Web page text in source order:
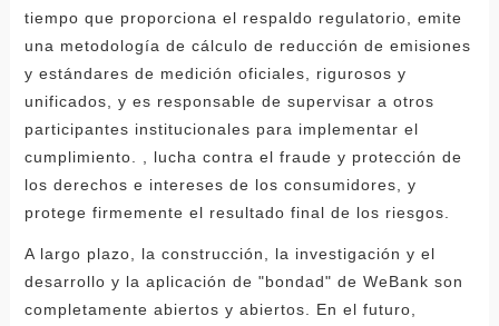
tiempo que proporciona el respaldo regulatorio, emite
una metodología de cálculo de reducción de emisiones
y estándares de medición oficiales, rigurosos y
unificados, y es responsable de supervisar a otros
participantes institucionales para implementar el
cumplimiento. , lucha contra el fraude y protección de
los derechos e intereses de los consumidores, y
protege firmemente el resultado final de los riesgos.
A largo plazo, la construcción, la investigación y el
desarrollo y la aplicación de "bondad" de WeBank son
completamente abiertos y abiertos. En el futuro,